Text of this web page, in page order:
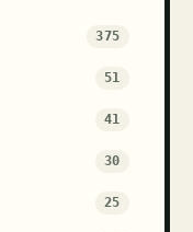
375
51
41
30
25